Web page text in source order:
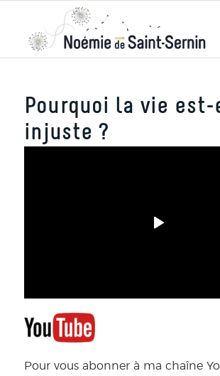
Pourquoi la vie
injuste ?
Pour vous abonner à ma chaîne